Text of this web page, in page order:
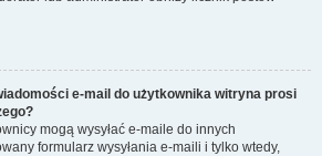
e-mail do użytkownika witryna prosi
mogą wysyłać e-maile do innych
formularz wysyłania e-maili i tylko wtedy,